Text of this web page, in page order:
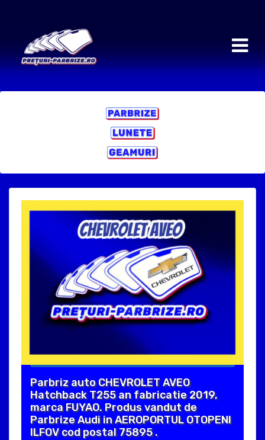
Parbriz auto CHEVROLET AVEO
Hatchback T255 an fabricatie 2019,
marca FUYAO. Produs vandut de
Parbrize Audi in AEROPORTUL OTOPENI
ILFOV cod postal 75895 .